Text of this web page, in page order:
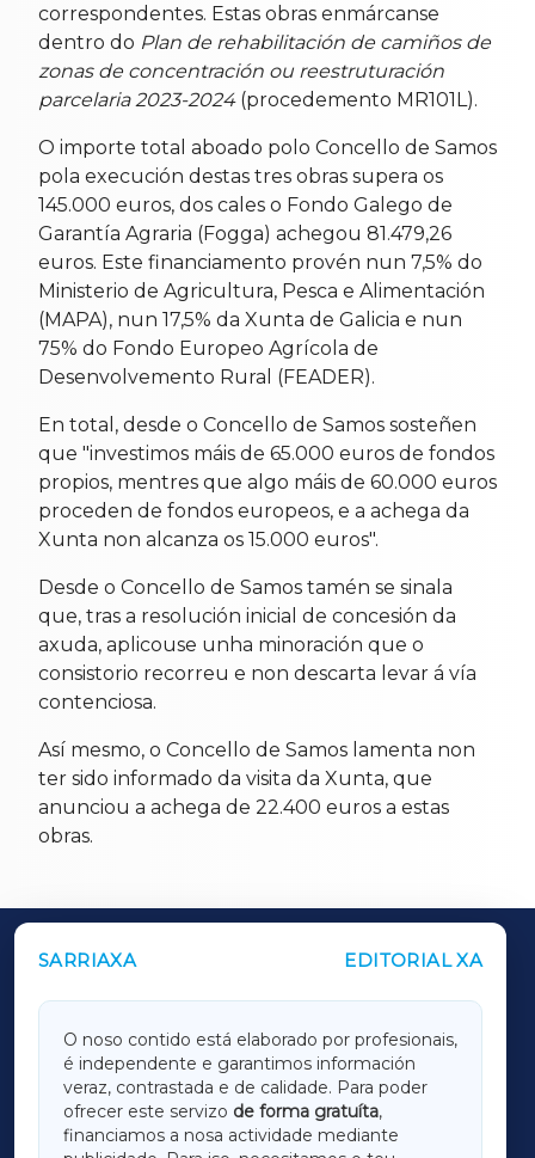
correspondentes. Estas obras enmárcanse
dentro do Plan de rehabilitación de camiños de
zonas de concentración ou reestruturación
parcelaria 2023-2024(procedemento MR101L).
O importe total aboado polo Concello de Samos
pola execución destas tres obras supera os
145.000 euros, dos cales o Fondo Galego de
Garantía Agraria (Fogga) achegou 81.479,26
euros. Este financiamento provén nun 7,5% do
Ministerio de Agricultura, Pesca e Alimentación
(MAPA), nun 17,5% da Xunta de Galicia e nun
75% do Fondo Europeo Agrícola de
Desenvolvemento Rural (FEADER).
En total, desde o Concello de Samos sosteñen
que "investimos máis de 65.000 euros de fondos
propios, mentres que algo máis de 60.000 euros
proceden de fondos europeos, e a achega da
Xunta non alcanza os 15.000 euros".
Desde o Concello de Samos tamén se sinala
que, tras a resolución inicial de concesión da
axuda, aplicouse unha minoración que o
consistorio recorreu e non descarta levar á vía
contenciosa.
Así mesmo, o Concello de Samos lamenta non
ter sido informado da visita da Xunta, que
anunciou a achega de 22.400 euros a estas
obras.
SARRIAXA EDITORIAL XA
O noso contido está elaborado por profesionais,
é independente e garantimos información
veraz, contrastada e de calidade. Para poder
ofrecer este servizo de forma gratuíta,
financiamos a nosa actividade mediante
OUTROS PERIÓDICOS
LUGOXA
TERRACHAXA